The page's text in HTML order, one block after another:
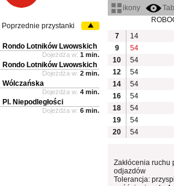
ikony
7
14
9
54
10
54
12
54
14
54
16
54
18
54
19
54
20
54
Zakłócenia
odjazdów
Tolerancja:
Poprzednie przystanki
Rondo Lotników Lwowskich
Dojeżdża w: 1 min.
Rondo Lotników Lwowskich
Dojeżdża w: 2 min.
Wólczańska
Dojeżdża w: 4 min.
Pl. Niepodległości
Dojeżdża w: 6 min.